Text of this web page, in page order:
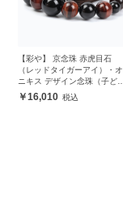
【彩や】 京念珠 赤虎目石
（レッドタイガーアイ）・オ
ニキス デザイン念珠（子ども
用）16,010